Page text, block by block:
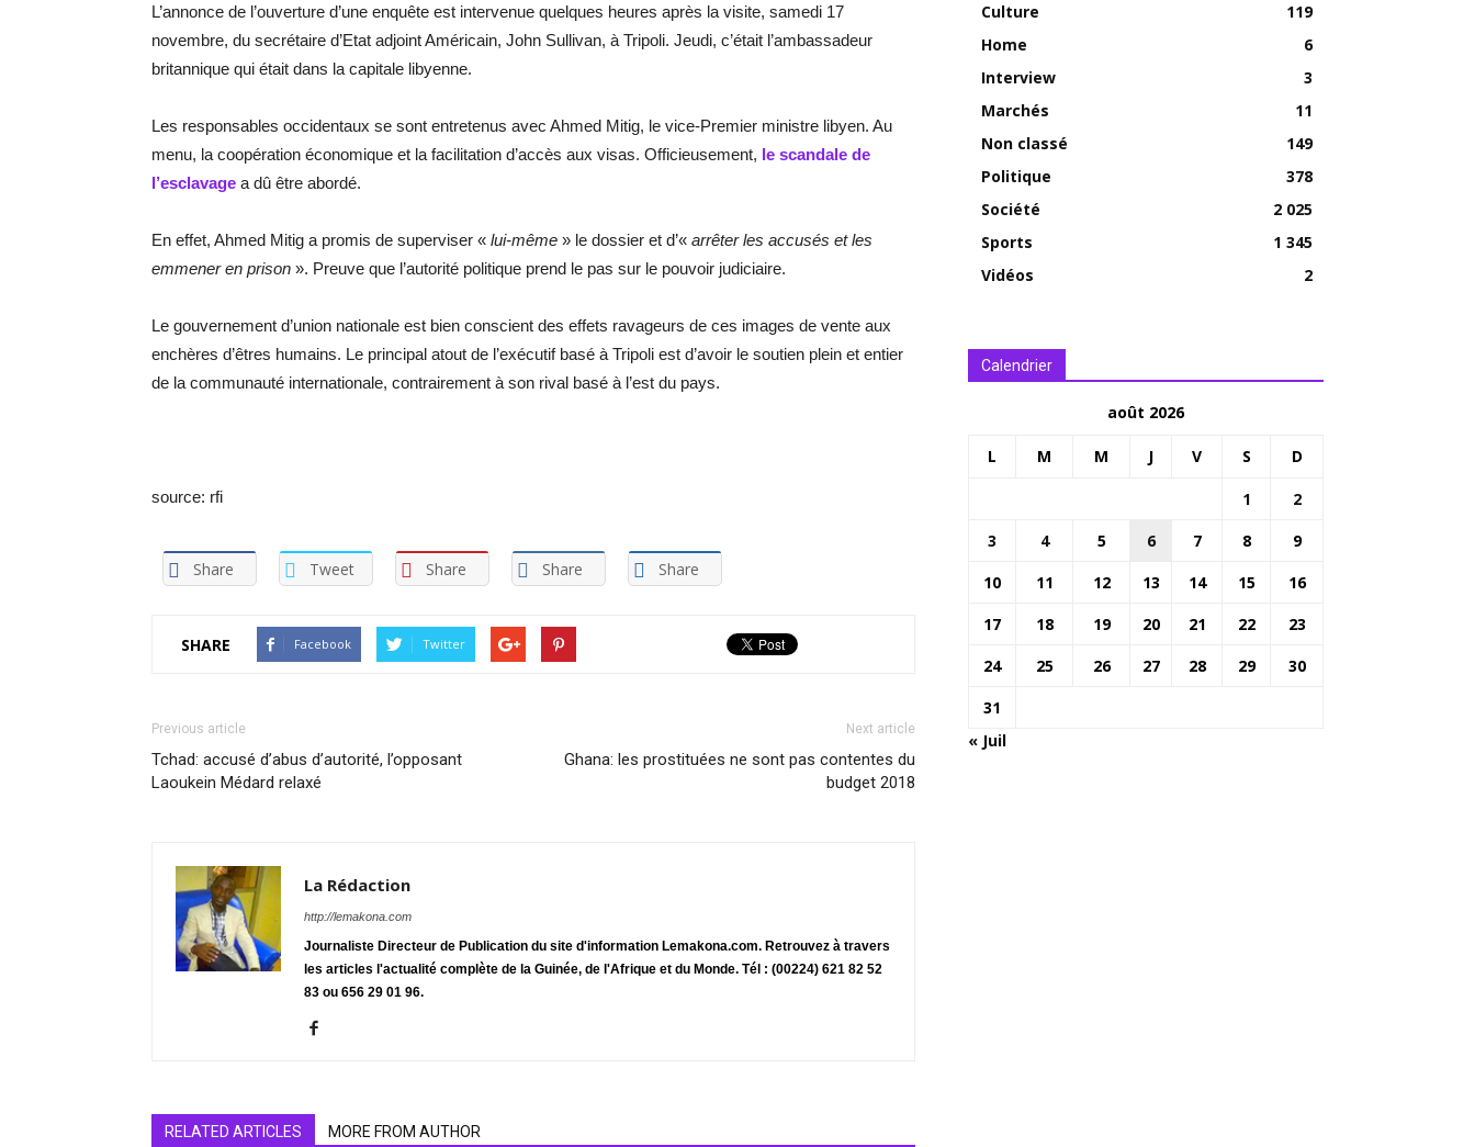
L’annonce de l’ouverture d’une enquête est intervenue quelques heures après la visite, samedi 17
novembre, du secrétaire d’Etat adjoint Américain, John Sullivan, à Tripoli. Jeudi, c’était l’ambassadeur
britannique qui était dans la capitale libyenne.
Les responsables occidentaux se sont entretenus avec Ahmed Mitig, le vice-Premier ministre libyen. Au
menu, la coopération économique et la facilitation d’accès aux visas. Officieusement, le scandale de
l’esclavage a dû être abordé.
En effet, Ahmed Mitig a promis de superviser « lui-même » le dossier et d’« arrêter les accusés et les
emmener en prison ». Preuve que l’autorité politique prend le pas sur le pouvoir judiciaire.
Le gouvernement d’union nationale est bien conscient des effets ravageurs de ces images de vente aux
enchères d’êtres humains. Le principal atout de l’exécutif basé à Tripoli est d’avoir le soutien plein et entier
de la communauté internationale, contrairement à son rival basé à l’est du pays.
source: rfi
Share Tweet Share Share Share
SHARE Facebook Twitter
Previous article
Tchad: accusé d’abus d’autorité, l’opposant
Laoukein Médard relaxé
Next article
Ghana: les prostituées ne sont pas contentes du
budget 2018
La Rédaction
http://lemakona.com
Journaliste Directeur de Publication du site d'information Lemakona.com. Retrouvez à travers
les articles l'actualité complète de la Guinée, de l'Afrique et du Monde. Tél : (00224) 621 82 52
83 ou 656 29 01 96.
RELATED ARTICLES MORE FROM AUTHOR
Culture
119
Home
6
Interview
3
Marchés
11
Non classé
149
Politique
378
Société
2 025
Sports
1 345
Vidéos
2
Calendrier
août 2026
L M M J V S D
1
2
3
4 5 6 7 8
9
10
11 12 13 14 15
16
17
18 19 20 21 22
23
24
25 26 27 28 29
30
31
« Juil